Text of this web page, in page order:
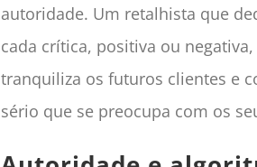
autoridade. Um retalhista que
cada crítica, positiva ou
tranquiliza os futuros clientes e
sério que se preocupa com os